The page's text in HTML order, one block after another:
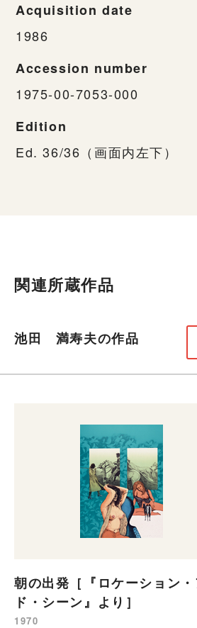
Acquisition date
1986
Accession number
1975-00-7053-000
Edition
Ed. 36/36（画面内左下）
関連所蔵作品
池田 満寿夫の作品
朝の出発［『ロケーション
ド・シーン』より］
1970